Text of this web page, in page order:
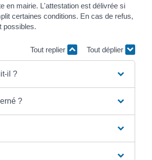
en mairie. L'attestation est délivrée si
certaines conditions. En cas de refus,
possibles.
Tout replier Tout déplier
il ?
?